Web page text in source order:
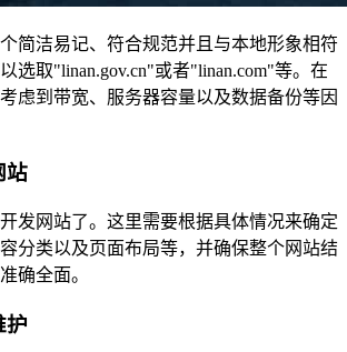
简洁易记、符合规范并且与本地形象相符
选取"linan.gov.cn"或者"linan.com"等。在
虑到带宽、服务器容量以及数据备份等因
站
发网站了。这里需要根据具体情况来确定
分类以及页面布局等，并确保整个网站结
确全面。
护